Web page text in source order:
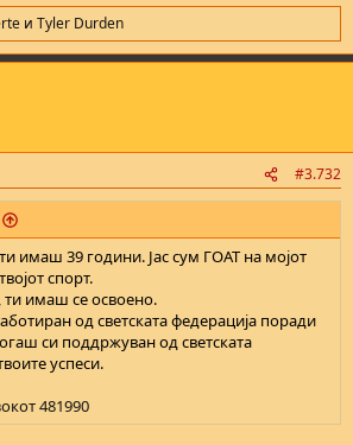
и Tyler Durden
#3.732
имаш 39 години. Јас сум ГОАТ на мојот
спорт.
ти имаш се освоено.
од светската федерација поради
си поддржуван од светската
успеси.
481990